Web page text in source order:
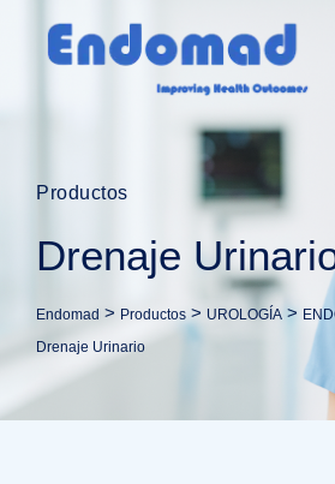
Productos
Drenaje
Endomad > Productos > UROLOGÍA >
Drenaje Urinario